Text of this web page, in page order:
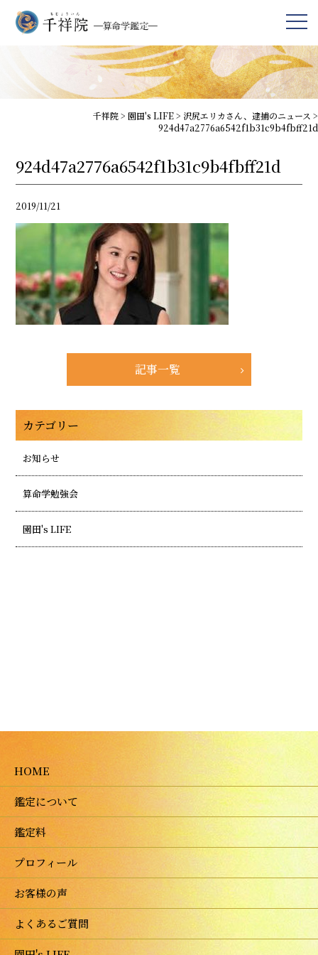
千祥院> 園田's LIFE> 沢尻エリカさん、逮捕のニュース >
924d47a2776a6542f1b31c9b4fbff21d
924d47a2776a6542f1b31c9b4fbff21d
2019/11/21
記事一覧
カテゴリー
お知らせ
算命学勉強会
園田's LIFE
HOME
鑑定について
鑑定料
プロフィール
お客様の声
よくあるご質問